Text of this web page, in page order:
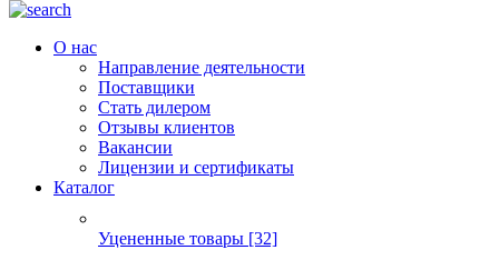
О нас
Направление деятельности
Поставщики
Стать дилером
Отзывы клиентов
Вакансии
Лицензии и сертификаты
Каталог
Уцененные товары [32]